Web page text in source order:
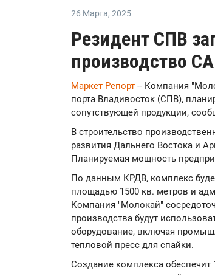
26 Марта, 2025
Резидент СПВ
производство
Маркет Репорт -- Компания
порта Владивосток (СПВ),
сопутствующей продукции,
В строительство
развития Дальнего Востока и
Планируемая мощность
По данным КРДВ, комплекс
площадью 1500 кв. метров и
Компания "Молокай"
производства будут
оборудование, включая
тепловой пресс для спайки.
Создание комплекса обеспечит